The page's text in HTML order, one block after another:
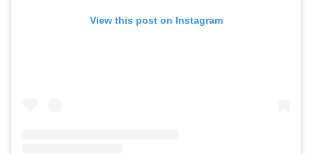
View this post on Instagram